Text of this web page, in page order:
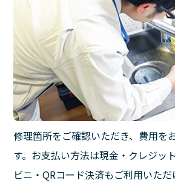
修理箇所をご確認いただき、費用を
す。お支払い方法は現金・クレジッ
ビニ・QRコード決済もご利用いただ